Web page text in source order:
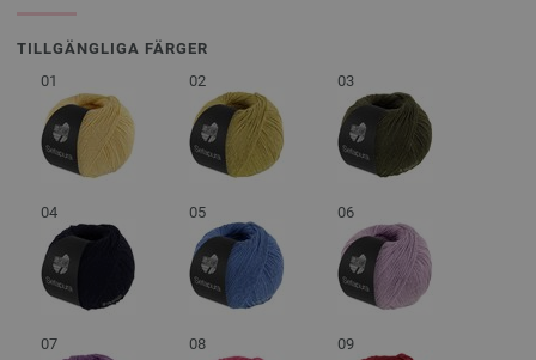
TILLGÄNGLIGA FÄRGER
01
02 03
04 05 06
07 08 09